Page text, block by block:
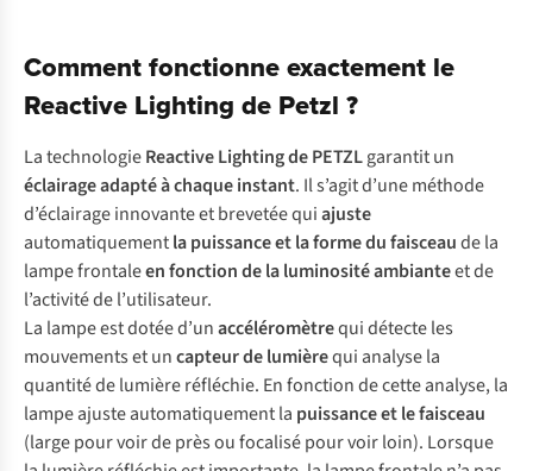
Comment fonctionne exactement le
Reactive Lighting de Petzl ?
La technologieReactive Lighting de PETZLgarantit un
éclairage adapté à chaque instant. Il s’agit d’une méthode
d’éclairage innovante et brevetée quiajuste
automatiquementlapuissance et la forme du faisceaude la
lampe frontaleen fonction dela luminosité ambianteet de
l’activité de l’utilisateur.
La lampe est dotée d’unaccéléromètrequi détecte les
mouvements et uncapteur de lumièrequi analyse la
quantité de lumière réfléchie. En fonction de cette analyse, la
lampe ajuste automatiquement la puissance et le faisceau
(large pour voir de près ou focalisé pour voir loin). Lorsque